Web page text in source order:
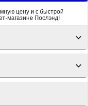
цену и с быстрой
магазине Послэнд!